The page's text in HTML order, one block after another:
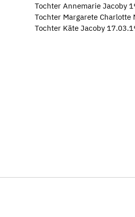
Tochter Annemarie Jacoby
Tochter Margarete Charlotte
Tochter Käte Jacoby